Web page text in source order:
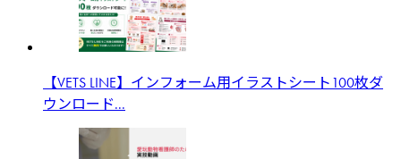
【VETS LINE】インフォーム用イラストシート100枚ダ
ウンロード...